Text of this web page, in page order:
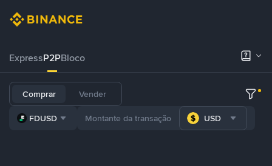
ExpressP2PBloco
Comprar Vender
FDUSD USD